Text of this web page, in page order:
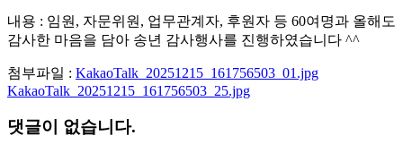
내용 : 임원, 자문위원, 업무관계자, 후원자 등 60여명과 올해도
감사한 마음을 담아 송년 감사행사를 진행하였습니다 ^^
첨부파일 : KakaoTalk_20251215_161756503_01.jpg
KakaoTalk_20251215_161756503_25.jpg
댓글이 없습니다.